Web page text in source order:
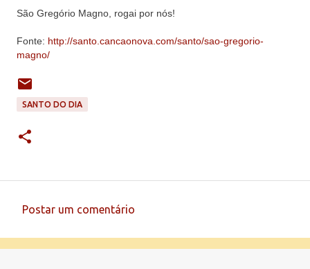
São Gregório Magno, rogai por nós!
Fonte: http://santo.cancaonova.com/santo/sao-gregorio-
magno/
SANTO DO DIA
Postar um comentário